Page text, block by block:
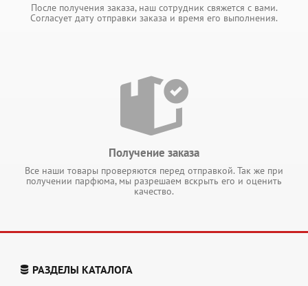
После получения заказа, наш сотрудник свяжется с вами.
Согласует дату отправки заказа и время его выполнения.
Получение заказа
Все наши товары проверяются перед отправкой. Так же при
получении парфюма, мы разрешаем вскрыть его и оценить
качество.
РАЗДЕЛЫ КАТАЛОГА